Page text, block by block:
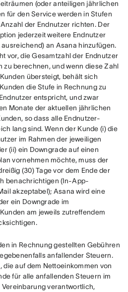
(oder anteiligen jährlichen
für den Service werden in Stufen
der Endnutzer richten. Der
jederzeit weitere Endnutzer
an Asana hinzufügen.
vor, die Gesamtzahl der Endnutzer
zu berechnen, und wenn diese Zahl
übersteigt, behält sich
die Stufe in Rechnung zu
entspricht, und zwar
Monate der aktuellen jährlichen
so dass alle Endnutzer-
lang sind. Wenn der Kunde (i) die
im Rahmen der jeweiligen
(ii) ein Downgrade auf einen
vornehmen möchte, muss der
(30) Tage vor dem Ende der
benachrichtigen (In-App-
akzeptabel); Asana wird eine
ein Downgrade im
am jeweils zutreffendem
in Rechnung gestellten Gebühren
anfallender Steuern.
die auf dem Nettoeinkommen von
für alle anfallenden Steuern im
verantwortlich,